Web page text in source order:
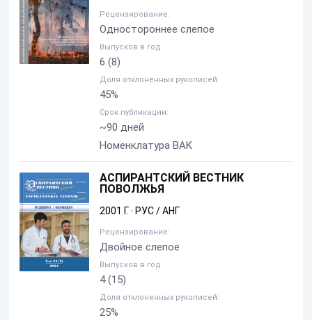
Рецензирование:
Одностороннее слепое
Выпусков в год:
6 (8)
Доля отклоненных рукописей:
45%
Срок публикации:
~90 дней
Номенклатура BAK
АСПИРАНТСКИЙ ВЕСТНИК
ПОВОЛЖЬЯ
2001 Г.· РУС / АНГ
Рецензирование:
Двойное слепое
Выпусков в год:
4(15)
Доля отклоненных рукописей:
25%